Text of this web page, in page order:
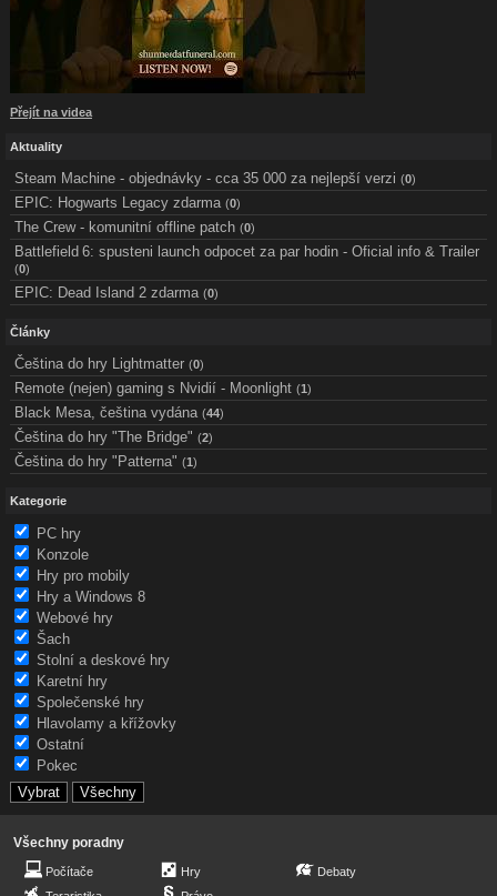
Přejít na videa
Aktuality
Steam Machine - objednávky - cca 35 000 za nejlepší verzi (0)
EPIC: Hogwarts Legacy zdarma (0)
The Crew - komunitní offline patch (0)
Battlefield 6: spusteni launch odpocet za par hodin - Oficial info & Trailer
(0)
EPIC: Dead Island 2 zdarma (0)
Články
Čeština do hry Lightmatter (0)
Remote (nejen) gaming s Nvidií - Moonlight (1)
Black Mesa, čeština vydána (44)
Čeština do hry "The Bridge" (2)
Čeština do hry "Patterna" (1)
Kategorie
PC hry
Konzole
Hry pro mobily
Hry a Windows 8
Webové hry
Šach
Stolní a deskové hry
Karetní hry
Společenské hry
Hlavolamy a křížovky
Ostatní
Pokec
Všechny poradny
Počítače
Hry
Debaty